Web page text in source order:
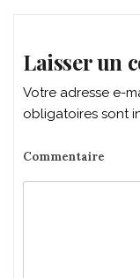
Laisser un
Votre adresse e-
obligatoires sont
Commentaire